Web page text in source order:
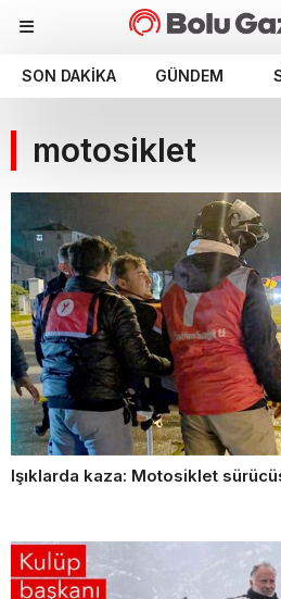
SON DAKIKA GÜNDEM
motosiklet
Işıklarda kaza: Motosiklet